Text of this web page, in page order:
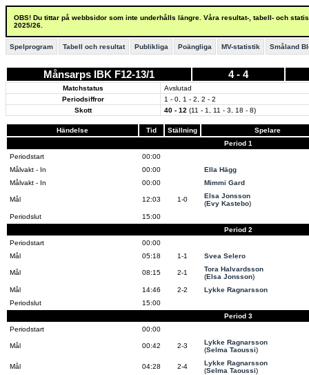
OBS! Du tittar på webbsidor som inte underhålls längre. Våra resultat-, tabell- och
2025/26.
Spelprogram Tabell och resultat Publikliga Poängliga MV-statistik Småland
Månsarps IBK F12-13/1 4 - 4
Matchstatus
Avslutad
Periodsiffror
1 - 0, 1 - 2, 2 - 2
Skott
40 - 12 (11 - 1, 11 - 3, 18 - 8)
Händelse Tid Ställning
Spelare
Period 1
Periodstart
00:00
Målvakt - In
00:00
Ella Hägg
Målvakt - In
00:00 Mimmi Gard
Mål 12:03 1-0
Elsa Jonsson
(Evy Kastebo)
Periodslut
15:00
Period 2
Periodstart
00:00
Mål
05:18 1-1 Svea Selero
Mål 08:15 2-1
Tora Halvardsson
(Elsa Jonsson)
Mål
14:46 2-2
Lykke Ragnarsson
Periodslut
15:00
Period 3
Periodstart
00:00
Mål 00:42 2-3
Lykke Ragnarsson
(Selma Taoussi)
Mål 04:28 2-4
Lykke Ragnarsson
(Selma Taoussi)